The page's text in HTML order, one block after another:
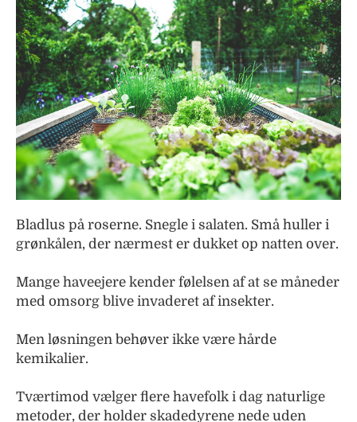
Bladlus på roserne. Snegle i salaten. Små huller i
grønkålen, der nærmest er dukket op natten over.
Mange haveejere kender følelsen af at se måneder
med omsorg blive invaderet af insekter.
Men løsningen behøver ikke være hårde
kemikalier.
Tværtimod vælger flere havefolk i dag naturlige
metoder, der holder skadedyrene nede uden